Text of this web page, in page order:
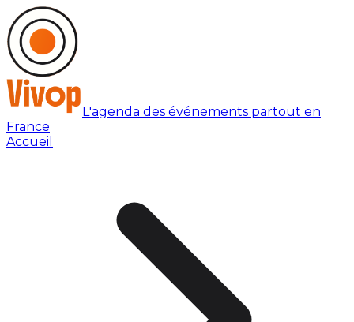
L'agenda des événements partout en
France
Accueil